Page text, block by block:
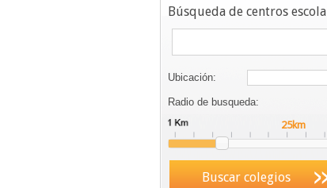
Búsqueda de centros
Ubicación:
Radio de busqueda:
Buscar colegios